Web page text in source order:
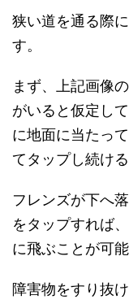
狭い道を通る際
す。
まず、上記画像
がいると仮定し
に地面に当たっ
てタップし続け
フレンズが下へ
をタップすれば
に飛ぶことが可能
障害物をすり抜